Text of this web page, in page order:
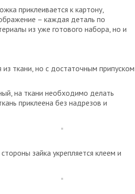
приклеивается к картону,
– каждая деталь по
из уже готового набора, но и
ткани, но с достаточным припуском
на ткани необходимо делать
приклеена без надрезов и
зайка укрепляется клеем и